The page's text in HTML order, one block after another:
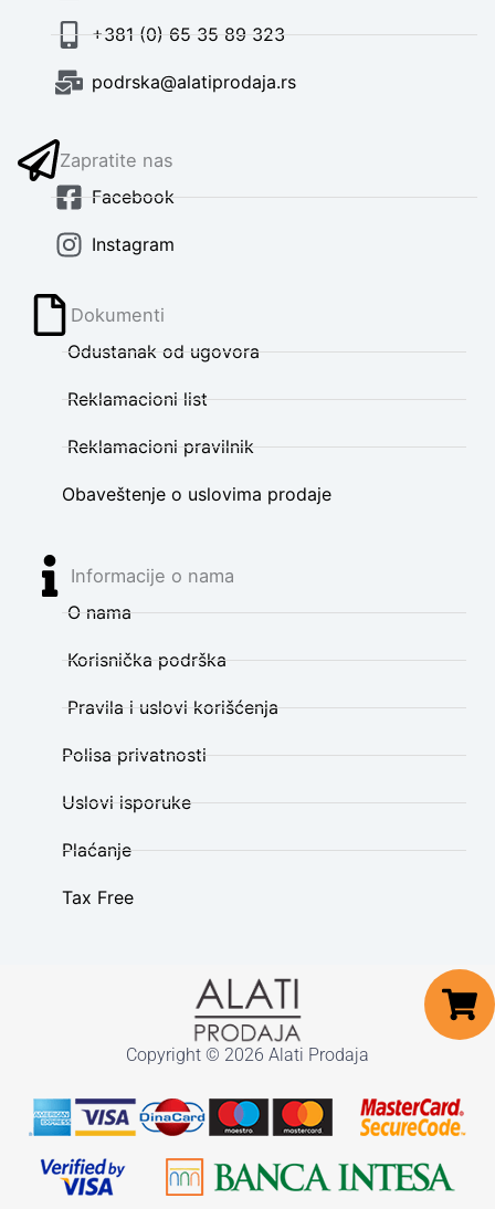
+381 (0) 65 35 89 323
podrska@alatiprodaja.rs
Zapratite nas
Facebook
Instagram
Dokumenti
Odustanak od ugovora
Reklamacioni list
Reklamacioni pravilnik
Obaveštenje o uslovima prodaje
Informacije o nama
O nama
Korisnička podrška
Pravila i uslovi korišćenja
Polisa privatnosti
Uslovi isporuke
Plaćanje
Tax Free
Copyright © 2026 Alati Prodaja